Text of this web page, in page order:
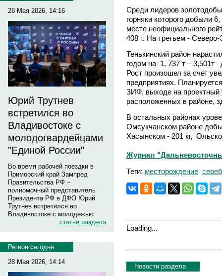
28 Мая 2026, 14:16
Юрий Трутнев
встретился во
Владивостоке с
молодогвардейцами
"Единой России"
Во время рабочей поездки в
Приморский край Зампред
Правительства РФ –
полномочный представитель
Президента РФ в ДФО Юрий
Трутнев встретился во
Владивостоке с молодежью.
статьи раздела
Регион сегодня
28 Мая 2026, 14:14
Среди лидеров
горняки которого добыли
месте неофициального
408 т. На третьем - Северо-
Тенькинский район
годом на 1, 737 т – 3,501т
Рост произошел за счет
предприятиях.
ЗИФ, выходе на проектный
расположенных в районе,
В остальных районах
Омсукчанском районе
Хасынском - 201 кг,
Журнал
Теги: месторождение
Loading...
Новости раздела